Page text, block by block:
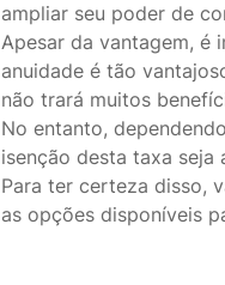
ampliar seu poder de
Apesar da vantagem, é
anuidade é tão
não trará muitos
No entanto,
isenção desta taxa seja
Para ter certeza disso,
as opções disponíveis